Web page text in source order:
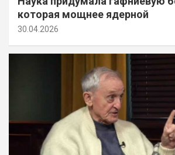
которая мощнее ядерной
30.04.2026